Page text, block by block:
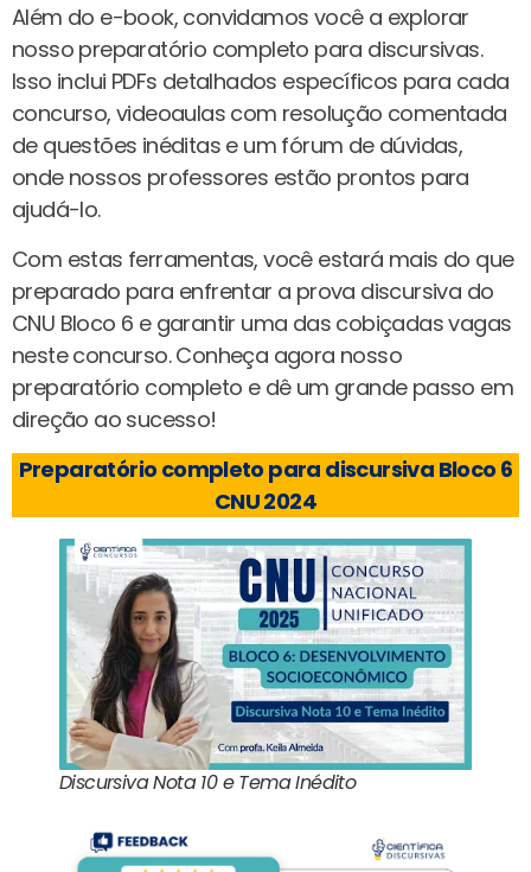
Além do e-book, convidamos você a explorar
nosso preparatório completo para discursivas.
Isso inclui PDFs detalhados específicos para cada
concurso, videoaulas com resolução comentada
de questões inéditas e um fórum de dúvidas,
onde nossos professores estão prontos para
ajudá-lo.
Com estas ferramentas, você estará mais do que
preparado para enfrentar a prova discursiva do
CNU Bloco 6 e garantir uma das cobiçadas vagas
neste concurso. Conheça agora nosso
preparatório completo e dê um grande passo em
direção ao sucesso!
Preparatório completo para discursiva Bloco 6
CNU 2024
Discursiva Nota 10 e Tema Inédito